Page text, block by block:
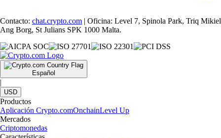
Contacto: chat.crypto.com | Oficina: Level 7, Spinola Park, Triq Mikiel
Ang Borg, St Julians SPK 1000 Malta.
Español
|
USD
Productos
Aplicación Crypto.comOnchainLevel Up
Mercados
Criptomonedas